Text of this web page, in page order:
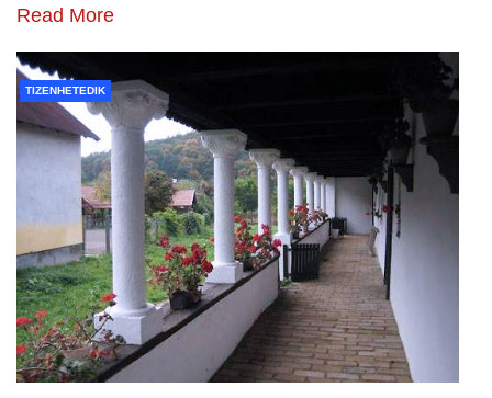
Read More
TIZENHETEDIK